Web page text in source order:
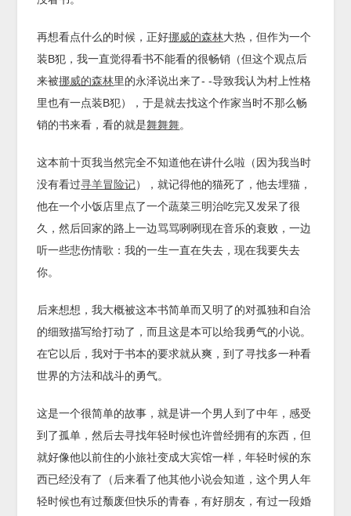
再想看点什么的时候，正好挪威的森林大热，但作为一个
装B犯，我一直觉得看书不能看的很畅销（但这个观点后
来被挪威的森林里的永泽说出来了- -导致我认为村上性格
里也有一点装B犯），于是就去找这个作家当时不那么畅
销的书来看，看的就是舞舞舞。
这本前十页我当然完全不知道他在讲什么啦（因为我当时
没有看过寻羊冒险记），就记得他的猫死了，他去埋猫，
他在一个小饭店里点了一个蔬菜三明治吃完又发呆了很
久，然后回家的路上一边骂骂咧咧现在音乐的衰败，一边
听一些悲伤情歌：我的一生一直在失去，现在我要失去
你。
后来想想，我大概被这本书简单而又明了的对孤独和自洽
的细致描写给打动了，而且这是本可以给我勇气的小说。
在它以后，我对于书本的要求就从爽，到了寻找多一种看
世界的方法和战斗的勇气。
这是一个很简单的故事，就是讲一个男人到了中年，感受
到了孤单，然后去寻找年轻时候也许曾经拥有的东西，但
就好像他以前住的小旅社变成大宾馆一样，年轻时候的东
西已经没有了（后来看了他其他小说会知道，这个男人年
轻时候也有过颓废但快乐的青春，有好朋友，有过一段婚